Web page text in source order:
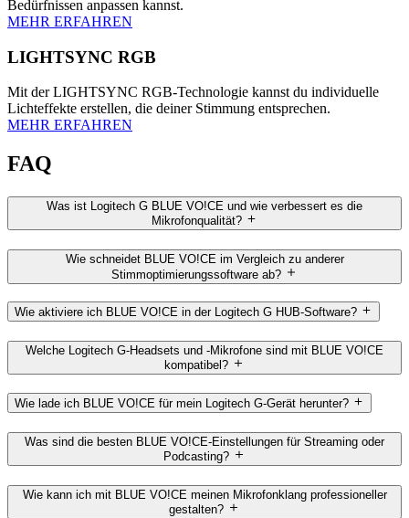
Bedürfnissen anpassen kannst.
MEHR ERFAHREN
LIGHTSYNC RGB
Mit der LIGHTSYNC RGB-Technologie kannst du individuelle
Lichteffekte erstellen, die deiner Stimmung entsprechen.
MEHR ERFAHREN
FAQ
Was ist Logitech G BLUE VO!CE und wie verbessert es die
Mikrofonqualität?
Wie schneidet BLUE VO!CE im Vergleich zu anderer
Stimmoptimierungssoftware ab?
Wie aktiviere ich BLUE VO!CE in der Logitech G HUB-Software?
Welche Logitech G-Headsets und -Mikrofone sind mit BLUE VO!CE
kompatibel?
Wie lade ich BLUE VO!CE für mein Logitech G-Gerät herunter?
Was sind die besten BLUE VO!CE-Einstellungen für Streaming oder
Podcasting?
Wie kann ich mit BLUE VO!CE meinen Mikrofonklang professioneller
gestalten?